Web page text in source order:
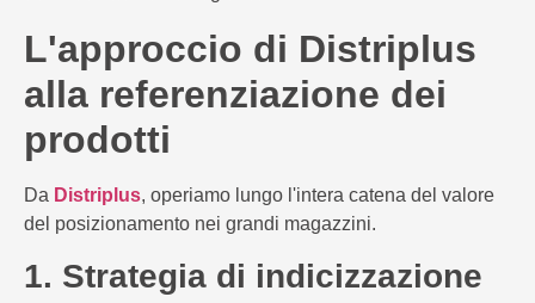
L'approccio di Distriplus
alla referenziazione dei
prodotti
Da Distriplus, operiamo lungo l'intera catena del valore
del posizionamento nei grandi magazzini.
1. Strategia di indicizzazione